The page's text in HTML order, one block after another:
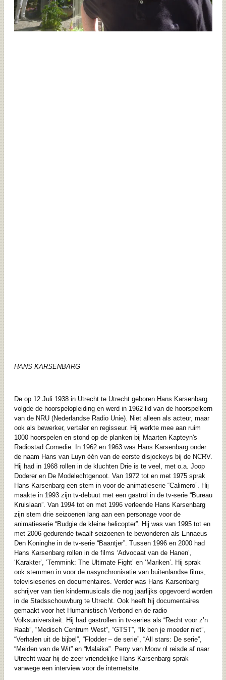
HANS KARSENBARG
De op 12 Juli 1938 in Utrecht te Utrecht geboren Hans Karsenbarg
volgde de hoorspelopleiding en werd in 1962 lid van de hoorspelkern
van de NRU (Nederlandse Radio Unie). Niet alleen als acteur, maar
ook als bewerker, vertaler en regisseur. Hij werkte mee aan ruim
1000 hoorspelen en stond op de planken bij Maarten Kapteyn's
Radiostad Comedie. In 1962 en 1963 was Hans Karsenbarg onder
de naam Hans van Luyn één van de eerste disjockeys bij de NCRV.
Hij had in 1968 rollen in de kluchten Drie is te veel, met o.a. Joop
Doderer en De Modelechtgenoot. Van 1972 tot en met 1975 sprak
Hans Karsenbarg een stem in voor de animatieserie “Calimero”. Hij
maakte in 1993 zijn tv-debuut met een gastrol in de tv-serie “Bureau
Kruislaan”. Van 1994 tot en met 1996 verleende Hans Karsenbarg
zijn stem drie seizoenen lang aan een personage voor de
animatieserie “Budgie de kleine helicopter”. Hij was van 1995 tot en
met 2006 gedurende twaalf seizoenen te bewonderen als Ennaeus
Den Koninghe in de tv-serie “Baantjer”. Tussen 1996 en 2000 had
Hans Karsenbarg rollen in de films ‘Advocaat van de Hanen’,
‘Karakter’, ‘Temmink: The Ultimate Fight’ en ‘Mariken’. Hij sprak
ook stemmen in voor de nasynchronisatie van buitenlandse films,
televisieseries en documentaires. Verder was Hans Karsenbarg
schrijver van tien kindermusicals die nog jaarlijks opgevoerd worden
in de Stadsschouwburg te Utrecht. Ook heeft hij documentaires
gemaakt voor het Humanistisch Verbond en de radio
Volksuniversiteit. Hij had gastrollen in tv-series als “Recht voor z’n
Raab”, “Medisch Centrum West”, “GTST”, “Ik ben je moeder niet”,
“Verhalen uit de bijbel”, “Flodder – de serie”, “All stars: De serie”,
“Meiden van de Wit” en “Malaika”. Perry van Moov.nl reisde af naar
Utrecht waar hij de zeer vriendelijke Hans Karsenbarg sprak
vanwege een interview voor de internetsite.